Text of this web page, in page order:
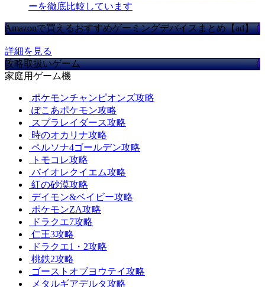
ーを徹底比較しています
Amazonで買えるおすすめゲーミングデバイスまとめ【ad】
詳細を見る
攻略取扱いゲーム
家庭用ゲーム機
ポケモンチャンピオンズ攻略
ぽこあポケモン攻略
スプラレイダース攻略
時のオカリナ攻略
ペルソナ4ゴールデン攻略
トモコレ攻略
バイオレクイエム攻略
紅の砂漠攻略
デイモン&ベイビー攻略
ポケモンZA攻略
ドラクエ7攻略
仁王3攻略
ドラクエ1・2攻略
桃鉄2攻略
ゴーストオブヨウテイ攻略
メタルギアデルタ攻略